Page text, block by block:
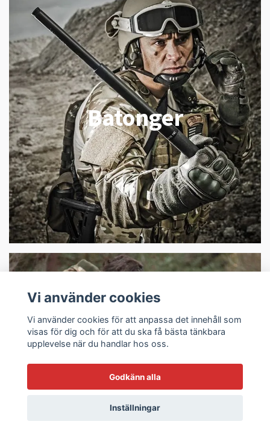
Batonger
Taktiska Backpacks
Vi använder cookies
Vi använder cookies för att anpassa det innehåll som
visas för dig och för att du ska få bästa tänkbara
upplevelse när du handlar hos oss.
Godkänn alla
Inställningar